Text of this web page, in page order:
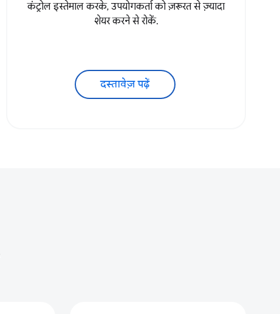
कंट्रोल इस्तेमाल करके, उपयोगकर्ता को ज़रूरत से ज़्यादा
शेयर करने से रोकें.
दस्तावेज़ पढ़ें